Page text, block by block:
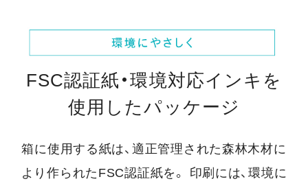
FSC認証紙・環境対応インキを
使用したパッケージ
箱に使用する紙は、適正管理された森林木材に
より作られたFSC認証紙を。
印刷には、環境に